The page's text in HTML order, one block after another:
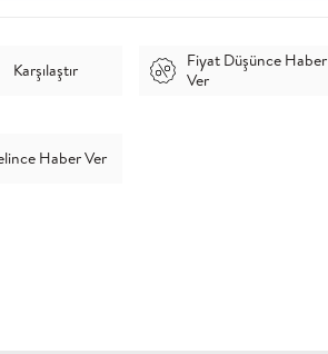
Karşılaştır
Fiyat Düşünce Haber
Ver
Haber Ver